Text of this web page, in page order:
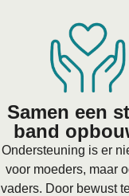
Samen een
band
Ondersteuning is er
voor moeders, maar
vaders. Door bewust